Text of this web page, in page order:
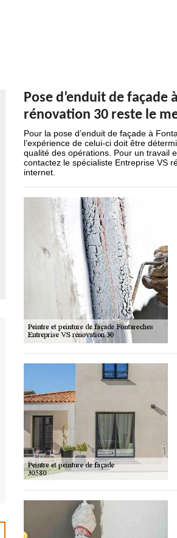
Pose d’enduit de
rénovation 30 reste le
Pour la pose d’enduit de façade à
l’expérience de celui-ci doit être
qualité des opérations. Pour un travail
contactez le spécialiste Entreprise VS
internet.